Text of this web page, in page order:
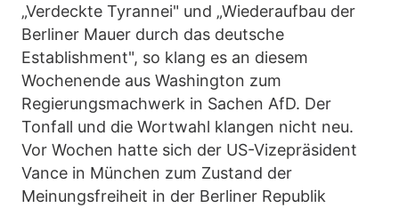
„Verdeckte Tyrannei" und „Wiederaufbau der
Berliner Mauer durch das deutsche
Establishment", so klang es an diesem
Wochenende aus Washington zum
Regierungsmachwerk in Sachen AfD. Der
Tonfall und die Wortwahl klangen nicht neu.
Vor Wochen hatte sich der US-Vizepräsident
Vance in München zum Zustand der
Meinungsfreiheit in der Berliner Republik